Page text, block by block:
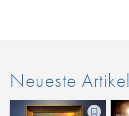
Neueste Artikel